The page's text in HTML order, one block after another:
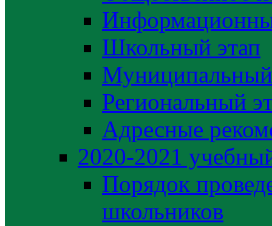
Школьный этап
Муниципальный
Региональный
Адресные
2020-2021
Порядок
школьников